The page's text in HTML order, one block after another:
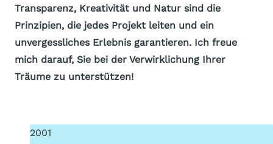
Transparenz, Kreativität und Natur sind die
Prinzipien, die jedes Projekt leiten und ein
unvergessliches Erlebnis garantieren. Ich freue
mich darauf, Sie bei der Verwirklichung Ihrer
Träume zu unterstützen!
2001